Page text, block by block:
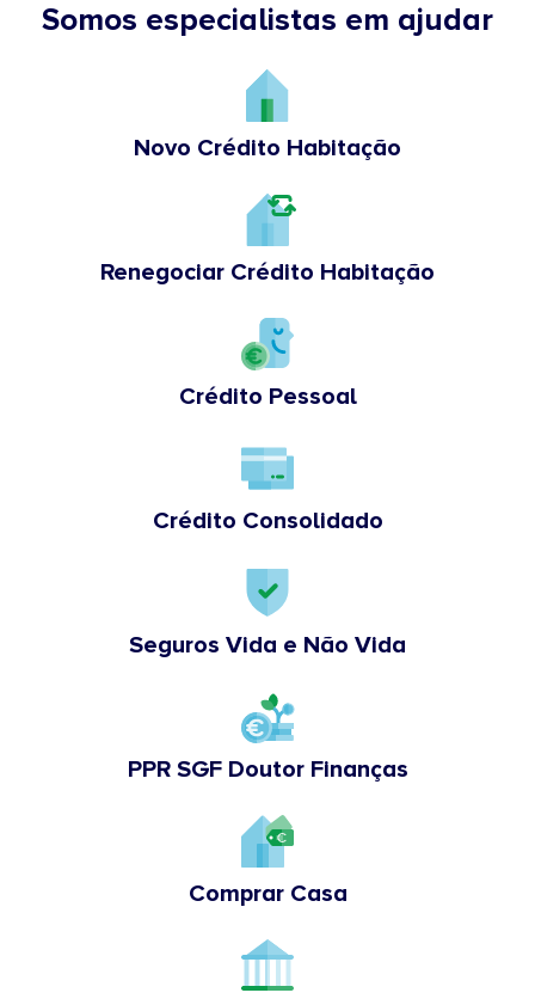
Somos especialistas em ajudar
Novo Crédito Habitação
Renegociar Crédito Habitação
Crédito Pessoal
Crédito Consolidado
Seguros Vida e Não Vida
PPR SGF Doutor Finanças
Comprar Casa